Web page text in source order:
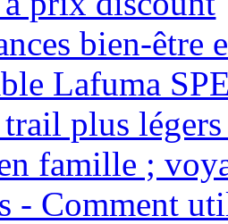
bien-être
Lafuma
trail plus
famille ;
- Comment